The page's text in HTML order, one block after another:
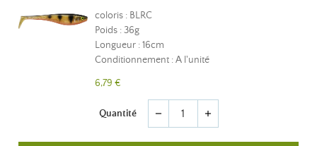
coloris : BLRC
Poids : 36g
Longueur : 16cm
Conditionnement : A l'unité
6,79 €
Quantité remove add